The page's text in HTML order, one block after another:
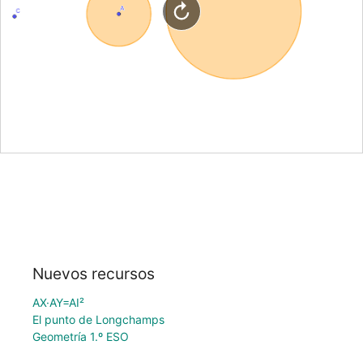
Nuevos recursos
AX·AY=AI²
El punto de Longchamps
Geometría 1.º ESO